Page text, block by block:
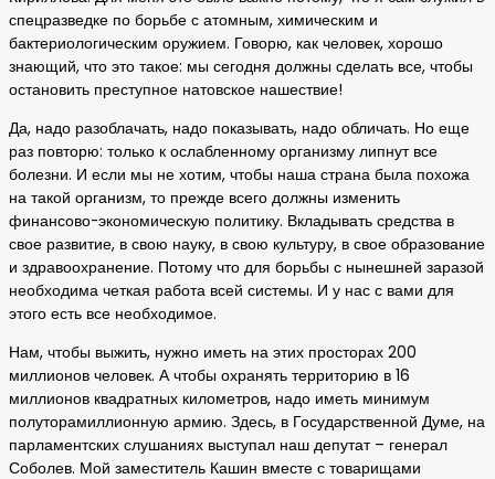
спецразведке по борьбе с атомным, химическим и
бактериологическим оружием. Говорю, как человек, хорошо
знающий, что это такое: мы сегодня должны сделать все, чтобы
остановить преступное натовское нашествие!
Да, надо разоблачать, надо показывать, надо обличать. Но еще
раз повторю: только к ослабленному организму липнут все
болезни. И если мы не хотим, чтобы наша страна была похожа
на такой организм, то прежде всего должны изменить
финансово-экономическую политику. Вкладывать средства в
свое развитие, в свою науку, в свою культуру, в свое образование
и здравоохранение. Потому что для борьбы с нынешней заразой
необходима четкая работа всей системы. И у нас с вами для
этого есть все необходимое.
Нам, чтобы выжить, нужно иметь на этих просторах 200
миллионов человек. А чтобы охранять территорию в 16
миллионов квадратных километров, надо иметь минимум
полуторамиллионную армию. Здесь, в Государственной Думе, на
парламентских слушаниях выступал наш депутат – генерал
Соболев. Мой заместитель Кашин вместе с товарищами